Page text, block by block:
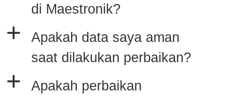
di Maestronik?
a
Apakah data saya aman
saat dilakukan perbaikan?
a
Apakah perbaikan